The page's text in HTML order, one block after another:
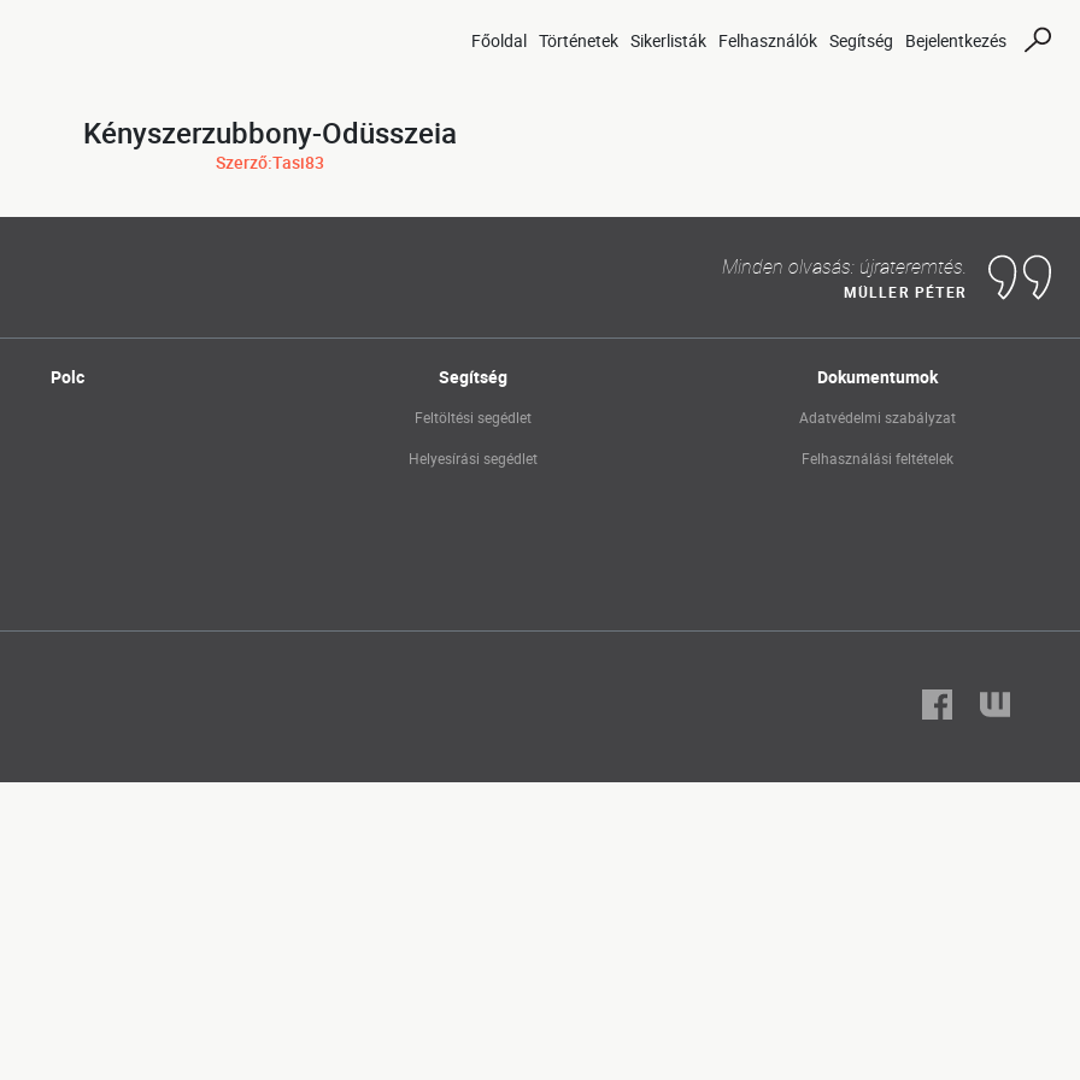
Főoldal Történetek Sikerlisták Felhasználók Segítség Bejelentkezés
Kényszerzubbony-Odüsszeia
Szerző:Tasi83
Minden olvasás: újrateremtés.
MÜLLER PÉTER
Polc Segítség
Feltöltési segédlet
Helyesírási segédlet
Dokumentumok
Adatvédelmi szabályzat
Felhasználási feltételek